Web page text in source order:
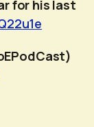
for his last